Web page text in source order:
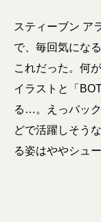
スティーブン ア
で、毎回気にな
これだった。何
イラストと「
る…。えっバッ
どで活躍しそう
る姿はややシュ